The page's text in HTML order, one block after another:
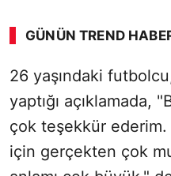
GÜNÜN TREND
26 yaşındaki
yaptığı açıklamada,
çok teşekkür ederim.
için gerçekten çok